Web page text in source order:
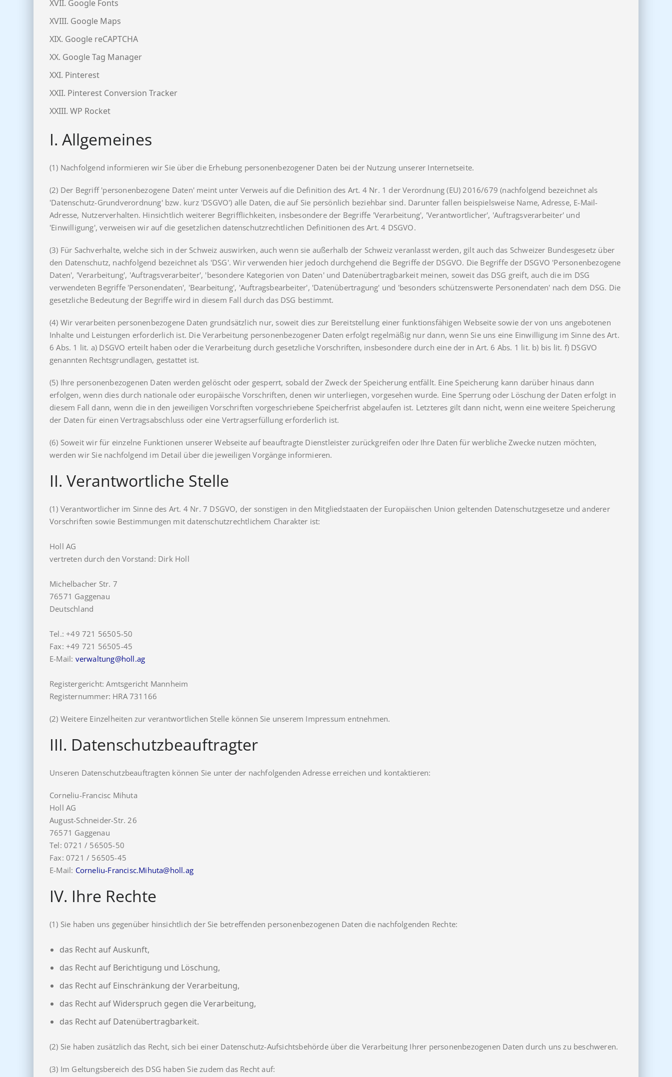
XVII. Google Fonts
XVIII. Google Maps
XIX. Google reCAPTCHA
XX. Google Tag Manager
XXI. Pinterest
XXII. Pinterest Conversion Tracker
XXIII. WP Rocket
I. Allgemeines
(1) Nachfolgend informieren wir Sie über die Erhebung personenbezogener Daten bei der Nutzung unserer Internetseite.
(2) Der Begriff 'personenbezogene Daten' meint unter Verweis auf die Definition des Art. 4 Nr. 1 der Verordnung (EU) 2016/679 (nachfolgend bezeichnet als
'Datenschutz-Grundverordnung' bzw. kurz 'DSGVO') alle Daten, die auf Sie persönlich beziehbar sind. Darunter fallen beispielsweise Name, Adresse, E-Mail-
Adresse, Nutzerverhalten. Hinsichtlich weiterer Begrifflichkeiten, insbesondere der Begriffe 'Verarbeitung', 'Verantwortlicher', 'Auftragsverarbeiter' und
'Einwilligung', verweisen wir auf die gesetzlichen datenschutzrechtlichen Definitionen des Art. 4 DSGVO.
(3) Für Sachverhalte, welche sich in der Schweiz auswirken, auch wenn sie außerhalb der Schweiz veranlasst werden, gilt auch das Schweizer Bundesgesetz über
den Datenschutz, nachfolgend bezeichnet als 'DSG'. Wir verwenden hier jedoch durchgehend die Begriffe der DSGVO. Die Begriffe der DSGVO 'Personenbezogene
Daten', 'Verarbeitung', 'Auftragsverarbeiter', 'besondere Kategorien von Daten' und Datenübertragbarkeit meinen, soweit das DSG greift, auch die im DSG
verwendeten Begriffe 'Personendaten', 'Bearbeitung', 'Auftragsbearbeiter', 'Datenübertragung' und 'besonders schützenswerte Personendaten' nach dem DSG. Die
gesetzliche Bedeutung der Begriffe wird in diesem Fall durch das DSG bestimmt.
(4) Wir verarbeiten personenbezogene Daten grundsätzlich nur, soweit dies zur Bereitstellung einer funktionsfähigen Webseite sowie der von uns angebotenen
Inhalte und Leistungen erforderlich ist. Die Verarbeitung personenbezogener Daten erfolgt regelmäßig nur dann, wenn Sie uns eine Einwilligung im Sinne des Art.
6 Abs. 1 lit. a) DSGVO erteilt haben oder die Verarbeitung durch gesetzliche Vorschriften, insbesondere durch eine der in Art. 6 Abs. 1 lit. b) bis lit. f) DSGVO
genannten Rechtsgrundlagen, gestattet ist.
(5) Ihre personenbezogenen Daten werden gelöscht oder gesperrt, sobald der Zweck der Speicherung entfällt. Eine Speicherung kann darüber hinaus dann
erfolgen, wenn dies durch nationale oder europäische Vorschriften, denen wir unterliegen, vorgesehen wurde. Eine Sperrung oder Löschung der Daten erfolgt in
diesem Fall dann, wenn die in den jeweiligen Vorschriften vorgeschriebene Speicherfrist abgelaufen ist. Letzteres gilt dann nicht, wenn eine weitere Speicherung
der Daten für einen Vertragsabschluss oder eine Vertragserfüllung erforderlich ist.
(6) Soweit wir für einzelne Funktionen unserer Webseite auf beauftragte Dienstleister zurückgreifen oder Ihre Daten für werbliche Zwecke nutzen möchten,
werden wir Sie nachfolgend im Detail über die jeweiligen Vorgänge informieren.
II. Verantwortliche Stelle
(1) Verantwortlicher im Sinne des Art. 4 Nr. 7 DSGVO, der sonstigen in den Mitgliedstaaten der Europäischen Union geltenden Datenschutzgesetze und anderer
Vorschriften sowie Bestimmungen mit datenschutzrechtlichem Charakter ist:
Holl AG
vertreten durch den Vorstand: Dirk Holl
Michelbacher Str. 7
76571 Gaggenau
Deutschland
Tel.: +49 721 56505-50
Fax: +49 721 56505-45
E-Mail: verwaltung@holl.ag
Registergericht: Amtsgericht Mannheim
Registernummer: HRA 731166
(2) Weitere Einzelheiten zur verantwortlichen Stelle können Sie unserem Impressum entnehmen.
III. Datenschutzbeauftragter
Unseren Datenschutzbeauftragten können Sie unter der nachfolgenden Adresse erreichen und kontaktieren:
Corneliu-Francisc Mihuta
Holl AG
August-Schneider-Str. 26
76571 Gaggenau
Tel: 0721 / 56505-50
Fax: 0721 / 56505-45
E-Mail: Corneliu-Francisc.Mihuta@holl.ag
IV. Ihre Rechte
(1) Sie haben uns gegenüber hinsichtlich der Sie betreffenden personenbezogenen Daten die nachfolgenden Rechte:
das Recht auf Auskunft,
das Recht auf Berichtigung und Löschung,
das Recht auf Einschränkung der Verarbeitung,
das Recht auf Widerspruch gegen die Verarbeitung,
das Recht auf Datenübertragbarkeit.
(2) Sie haben zusätzlich das Recht, sich bei einer Datenschutz-Aufsichtsbehörde über die Verarbeitung Ihrer personenbezogenen Daten durch uns zu beschweren.
(3) Im Geltungsbereich des DSG haben Sie zudem das Recht auf: